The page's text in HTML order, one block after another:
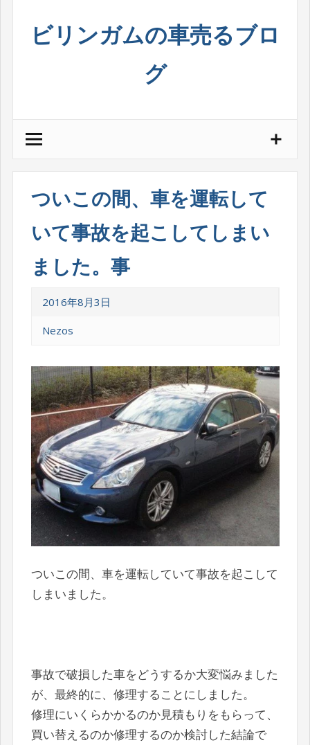
contentビリンガムの車売るブロ
グ
ついこの間、車を運転して
いて事故を起こしてしまい
ました。事
2016年8月3日
Nezos
ついこの間、車を運転していて事故を起こして
しまいました。
事故で破損した車をどうするか大変悩みました
が、最終的に、修理することにしました。
修理にいくらかかるのか見積もりをもらって、
買い替えるのか修理するのか検討した結論で